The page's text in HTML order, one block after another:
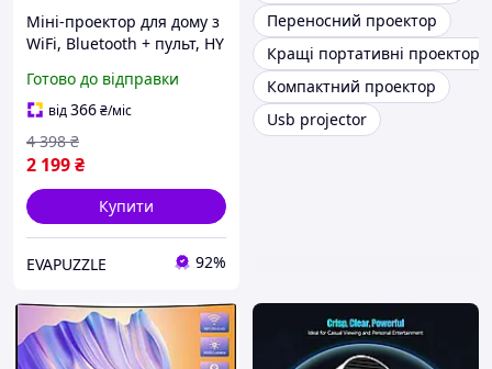
Міні-проектор для дому з
WiFi, Bluetooth + пульт, HY
проектор / Проектор для
телефону
Готово до відправки
від366₴/міс
2 199₴
4 398 ₴
Купити
EVAPUZZLE 92%
Переносний проектор
Кращі портативні проектори
Компактний проектор
Usb projector